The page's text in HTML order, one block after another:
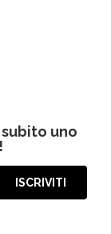
uno
ISCRIVITI